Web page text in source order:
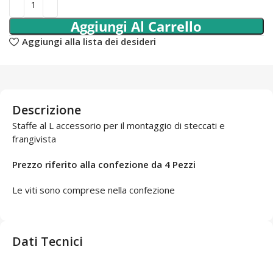
Aggiungi Al Carrello
Aggiungi alla lista dei desideri
Descrizione
Staffe al L accessorio per il montaggio di steccati e
frangivista
Prezzo riferito alla confezione da 4 Pezzi
Le viti sono comprese nella confezione
Dati Tecnici